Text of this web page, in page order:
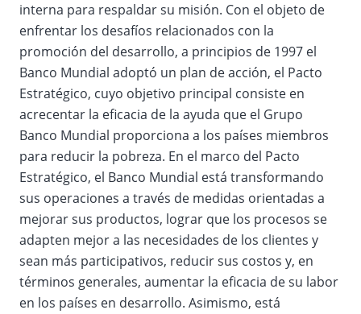
interna para respaldar su misión. Con el objeto de
enfrentar los desafíos relacionados con la
promoción del desarrollo, a principios de 1997 el
Banco Mundial adoptó un plan de acción, el Pacto
Estratégico, cuyo objetivo principal consiste en
acrecentar la eficacia de la ayuda que el Grupo
Banco Mundial proporciona a los países miembros
para reducir la pobreza. En el marco del Pacto
Estratégico, el Banco Mundial está transformando
sus operaciones a través de medidas orientadas a
mejorar sus productos, lograr que los procesos se
adapten mejor a las necesidades de los clientes y
sean más participativos, reducir sus costos y, en
términos generales, aumentar la eficacia de su labor
en los países en desarrollo. Asimismo, está